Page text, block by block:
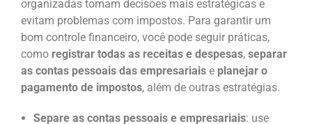
organizadas tomam decisões mais estratégicas e
evitam problemas com impostos. Para garantir um
bom controle financeiro, você pode seguir práticas,
como registrar todas as receitas e despesas, separar
as contas pessoais das empresariais e planejar o
pagamento de impostos, além de outras estratégias.
Separe as contas pessoais e empresariais: use